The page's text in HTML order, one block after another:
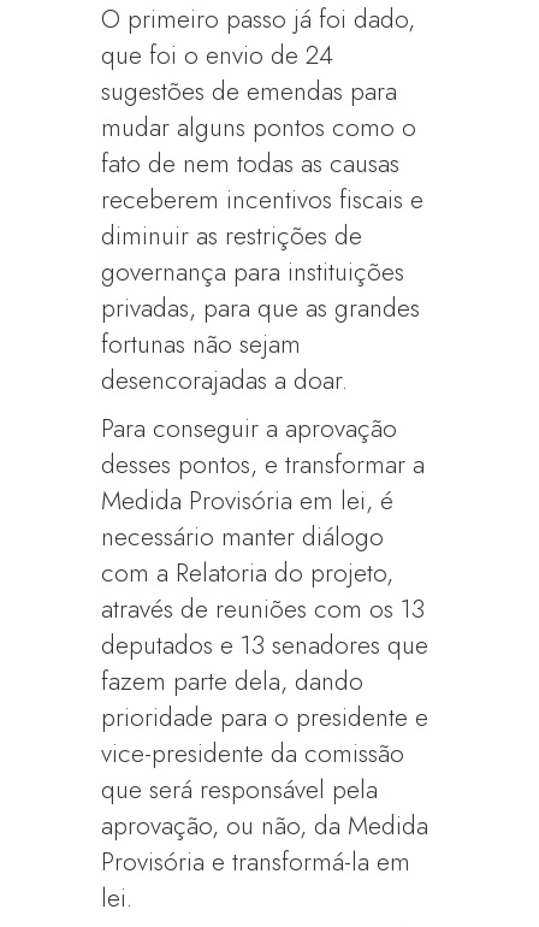
O primeiro passo já foi dado,
que foi o envio de 24
sugestões de emendas para
mudar alguns pontos como o
fato de nem todas as causas
receberem incentivos fiscais e
diminuir as restrições de
governança para instituições
privadas, para que as grandes
fortunas não sejam
desencorajadas a doar.
Para conseguir a aprovação
desses pontos, e transformar a
Medida Provisória em lei, é
necessário manter diálogo
com a Relatoria do projeto,
através de reuniões com os 13
deputados e 13 senadores que
fazem parte dela, dando
prioridade para o presidente e
vice-presidente da comissão
que será responsável pela
aprovação, ou não, da Medida
Provisória e transformá-la em
lei.